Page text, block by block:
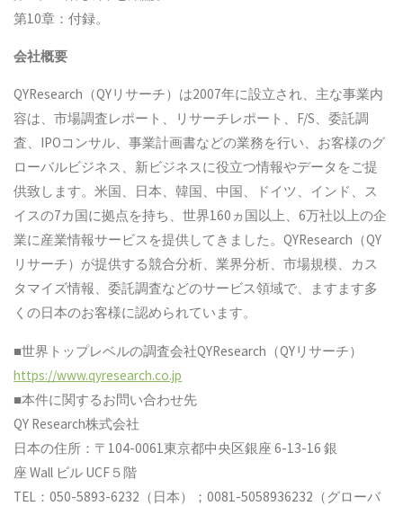
第10章：付録。
会社概要
QYResearch（QYリサーチ）は2007年に設立され、主な事業内
容は、市場調査レポート、リサーチレポート、F/S、委託調
査、IPOコンサル、事業計画書などの業務を行い、お客様のグ
ローバルビジネス、新ビジネスに役立つ情報やデータをご提
供致します。米国、日本、韓国、中国、ドイツ、インド、ス
イスの7カ国に拠点を持ち、世界160ヵ国以上、6万社以上の企
業に産業情報サービスを提供してきました。QYResearch（QY
リサーチ）が提供する競合分析、業界分析、市場規模、カス
タマイズ情報、委託調査などのサービス領域で、ますます多
くの日本のお客様に認められています。
■世界トップレベルの調査会社QYResearch（QYリサーチ）
https://www.qyresearch.co.jp
■本件に関するお問い合わせ先
QY Research株式会社
日本の住所：〒104-0061東京都中央区銀座 6-13-16 銀
座 Wall ビル UCF５階
TEL：050-5893-6232（日本）；0081-5058936232（グローバ